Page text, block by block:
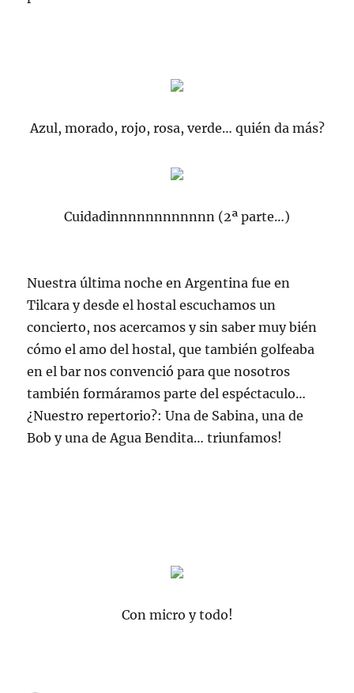
Azul, morado, rojo, rosa, verde… quién da más?
Cuidadinnnnnnnnnnnn (2ª parte…)
Nuestra última noche en Argentina fue en
Tilcara y desde el hostal escuchamos un
concierto, nos acercamos y sin saber muy bién
cómo el amo del hostal, que también golfeaba
en el bar nos convenció para que nosotros
también formáramos parte del espéctaculo…
¿Nuestro repertorio?: Una de Sabina, una de
Bob y una de Agua Bendita… triunfamos!
Con micro y todo!